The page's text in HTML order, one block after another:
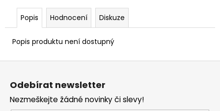
Popis Hodnocení Diskuze
Popis produktu není dostupný
Z
Odebírat newsletter
Nezmeškejte žádné novinky či slevy!